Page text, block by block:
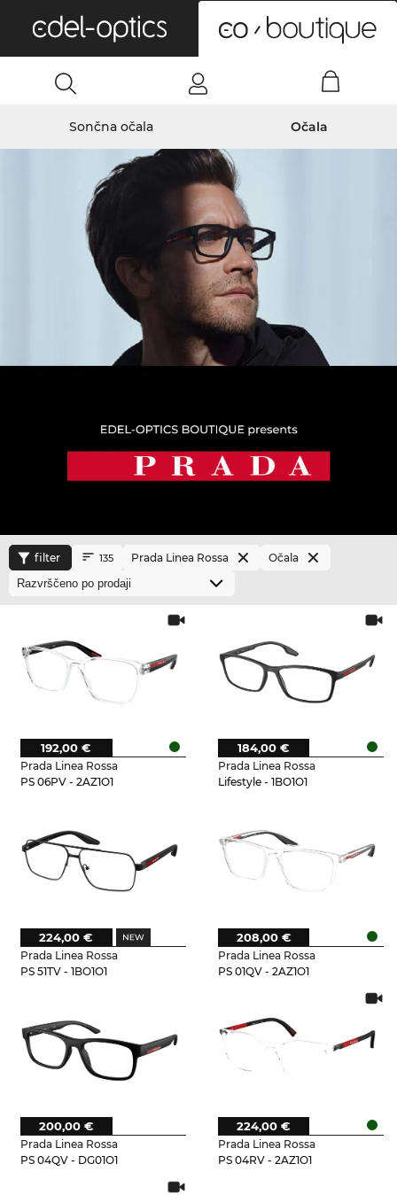
Sončna očala Očala
filter 135 Prada Linea Rossa Očala
Prada Linea Rossa
PS 06PV - 2AZ1O1
192,00 €
Prada Linea Rossa
Lifestyle - 1BO1O1
184,00 €
Prada Linea Rossa
PS 51TV - 1BO1O1
224,00 €
Prada Linea Rossa
PS 01QV - 2AZ1O1
208,00 €
Prada Linea Rossa
PS 04QV - DG01O1
200,00 €
Prada Linea Rossa
PS 04RV - 2AZ1O1
224,00 €